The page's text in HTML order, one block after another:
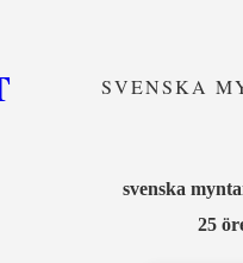
SVENSKA
svenska
25